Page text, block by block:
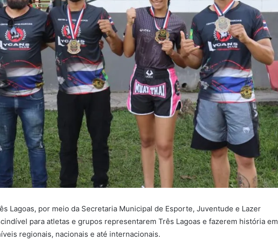
Lagoas, por meio da Secretaria Municipal de Esporte, Juventude e Lazer
para atletas e grupos representarem Três Lagoas e fazerem história em
regionais, nacionais e até internacionais.